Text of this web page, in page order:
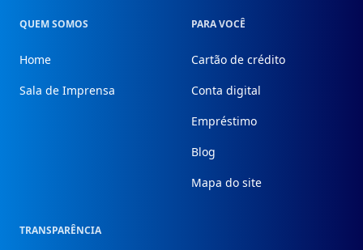
QUEM SOMOS
Home
Sala de Imprensa
PARA VOCÊ
Cartão de crédito
Conta digital
Empréstimo
Blog
Mapa do site
TRANSPARÊNCIA